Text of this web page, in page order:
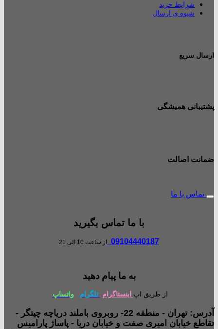
شرایط خرید
شیوه ی ارسال
ارسال سریع
پشتیبانی همیشگی
ضمانت اصالت
تماس با ما
با ما تماس بگیرید
09104440187 از ساعت 10 الی 21
به ما پیام دهید
از طریق اپ اینستاگرام تلگرام واتساپ
آدرس: تهران - منطقه 22- روبروی باملند دریاچه چیتگر -
تقاطع خیابان امیری صفت و خیابان دریا - پاساژ پارامیس